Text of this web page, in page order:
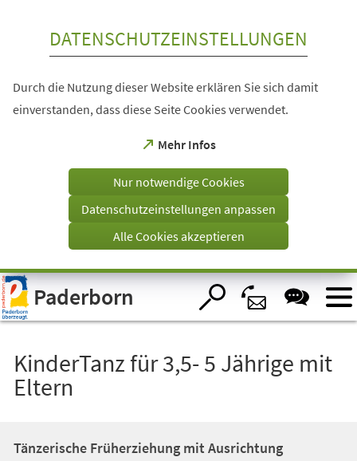
Visuelle
Assistenzsoftware
öffnen.
DATENSCHUTZEINSTELLUNGEN
Durch die Nutzung dieser Website erklären Sie sich damit
einverstanden, dass diese Seite Cookies verwendet.
Mehr Infos
(Öffnet
einem
Tab)
Nur notwendige Cookies
Datenschutzeinstellungen anpassen
Alle Cookies akzeptieren
Paderborn
KinderTanz für 3,5- 5 Jährige mit
Eltern
Tänzerische Früherziehung mit Ausrichtung